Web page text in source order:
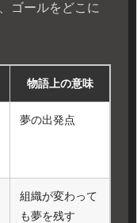
ゴールをどこに
物語上の意味
夢の出発点
組織が変わって
も夢を残す